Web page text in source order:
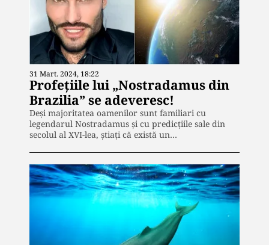
31 Mart. 2024, 18:22
Profețiile lui „Nostradamus din
Brazilia” se adeveresc!
Deși majoritatea oamenilor sunt familiari cu
legendarul Nostradamus și cu predicțiile sale din
secolul al XVI-lea, știați că există un…